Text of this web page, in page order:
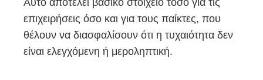
Αυτό αποτελεί βασικό στοιχείο τόσο για τις
επιχειρήσεις όσο και για τους παίκτες, που
θέλουν να διασφαλίσουν ότι η τυχαιότητα δεν
είναι ελεγχόμενη ή μεροληπτική.